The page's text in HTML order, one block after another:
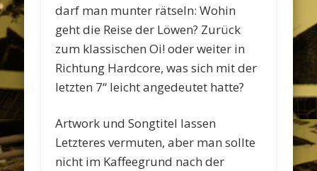
darf man munter rätseln: Wohin
geht die Reise der Löwen? Zurück
zum klassischen Oi! oder weiter in
Richtung Hardcore, was sich mit der
letzten 7“ leicht angedeutet hatte?
Artwork und Songtitel lassen
Letzteres vermuten, aber man sollte
nicht im Kaffeegrund nach der